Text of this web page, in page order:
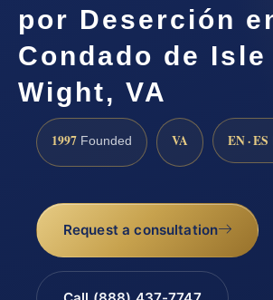
por Deserción
Condado de Isle
Wight, VA
1997 Founded VA EN · ES
Request a consultation